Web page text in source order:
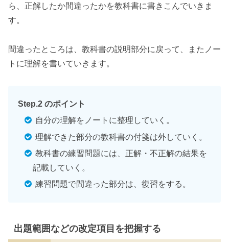
ら、正解したか間違ったかを教科書に書きこんでいきま
す。
間違ったところは、教科書の説明部分に戻って、またノー
トに理解を書いていきます。
Step.2 のポイント
自分の理解をノートに整理していく。
理解できた部分の教科書の付箋は外していく。
教科書の練習問題には、正解・不正解の結果を
記載していく。
練習問題で間違った部分は、復習をする。
出題範囲などの改定項目を把握する